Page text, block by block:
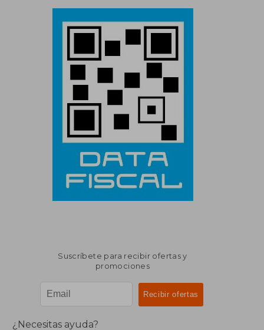
Suscríbete para recibir ofertas y
promociones
¿Necesitas ayuda?